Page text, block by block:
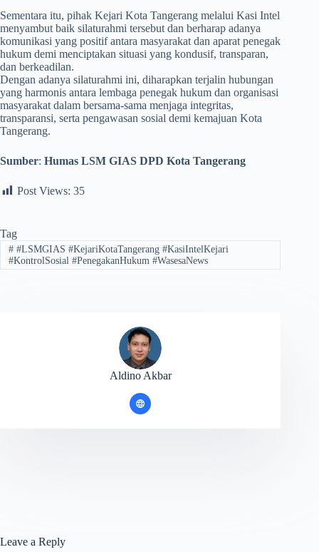
Sementara itu, pihak Kejari Kota Tangerang melalui Kasi Intel
menyambut baik silaturahmi tersebut dan berharap adanya
komunikasi yang positif antara masyarakat dan aparat penegak
hukum demi menciptakan situasi yang kondusif, transparan,
dan berkeadilan.
Dengan adanya silaturahmi ini, diharapkan terjalin hubungan
yang harmonis antara lembaga penegak hukum dan organisasi
masyarakat dalam bersama-sama menjaga integritas,
transparansi, serta pengawasan sosial demi kemajuan Kota
Tangerang.
Sumber: Humas LSM GIAS DPD Kota Tangerang
Post Views: 35
Tag
##LSMGIAS #KejariKotaTangerang #KasiIntelKejari
#KontrolSosial #PenegakanHukum #WasesaNews
Aldino Akbar
Leave a Reply